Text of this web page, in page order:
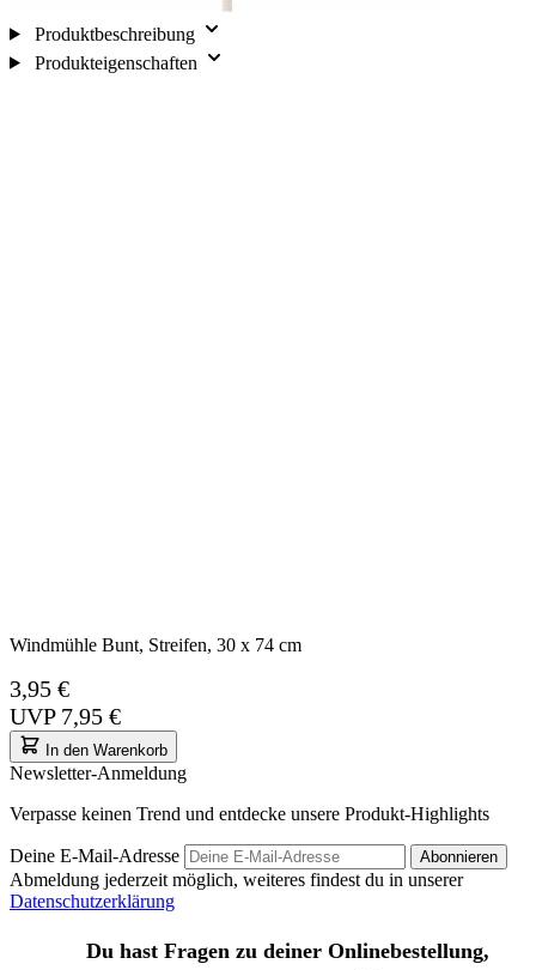
Produktbeschreibung
Produkteigenschaften
Windmühle Bunt, Streifen, 30 x 74 cm
3,95 €
UVP 7,95 €
In den Warenkorb
Newsletter-Anmeldung
Verpasse keinen Trend und entdecke unsere Produkt-Highlights
Deine E-Mail-Adresse Abonnieren
Abmeldung jederzeit möglich, weiteres findest du in unserer
Datenschutzerklärung
Du hast Fragen zu deiner Onlinebestellung,